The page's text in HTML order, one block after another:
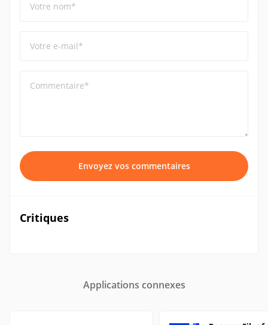
Votre nom*
Votre e-mail*
Commentaire*
Envoyez vos commentaires
Critiques
Applications connexes